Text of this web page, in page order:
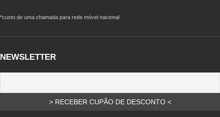
*custo de uma chamada para rede móvel nacional
NEWSLETTER